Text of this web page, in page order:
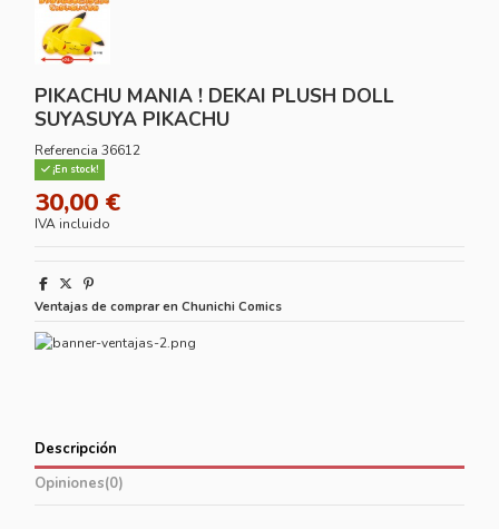
PIKACHU MANIA ! DEKAI PLUSH DOLL
SUYASUYA PIKACHU
Referencia 36612
¡En stock!
30,00 €
IVA incluido
Ventajas de comprar en Chunichi Comics
Descripción
Opiniones(0)